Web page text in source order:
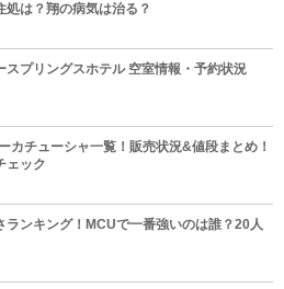
処は？翔の病気は治る？
スプリングスホテル 空室情報・予約状況
カチューシャ一覧！販売状況&値段まとめ！
ェック
ランキング！MCUで一番強いのは誰？20人